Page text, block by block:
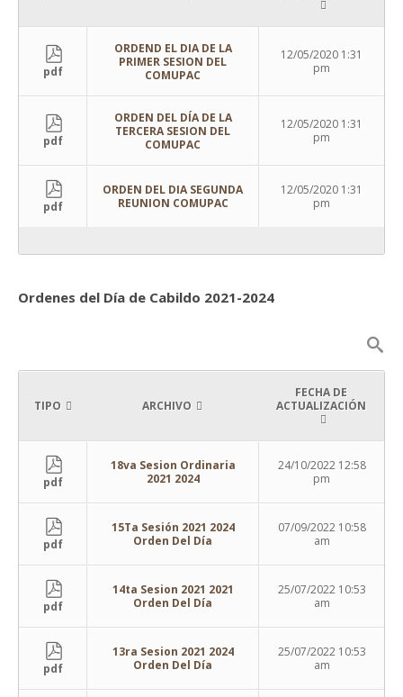
pdf
ORDEND EL DIA DE LA
PRIMER SESION DEL
COMUPAC
12/05/2020 1:31
pm
pdf
ORDEN DEL DÍA DE LA
TERCERA SESION DEL
COMUPAC
12/05/2020 1:31
pm
pdf
ORDEN DEL DIA SEGUNDA
REUNION COMUPAC
12/05/2020 1:31
pm
Ordenes del Día de Cabildo 2021-2024
TIPO ARCHIVO
FECHA DE
ACTUALIZACIÓN
pdf
18va Sesion Ordinaria
2021 2024
24/10/2022 12:58
pm
pdf
15Ta Sesión 2021 2024
Orden Del Día
07/09/2022 10:58
am
pdf
14ta Sesion 2021 2021
Orden Del Día
25/07/2022 10:53
am
pdf
13ra Sesion 2021 2024
Orden Del Día
25/07/2022 10:53
am